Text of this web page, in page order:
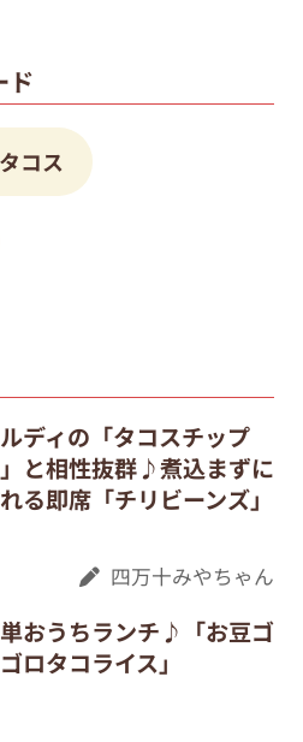
ド
タコス
ディの「タコスチップ
と相性抜群♪煮込まずに
る即席「チリビーンズ」
四万十みやちゃん
おうちランチ♪「お豆ゴ
ロタコライス」